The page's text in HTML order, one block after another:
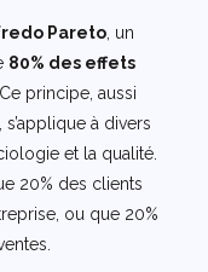
Pareto, un
80% des effets
principe, aussi
à divers
et la qualité.
20% des clients
ou que 20%